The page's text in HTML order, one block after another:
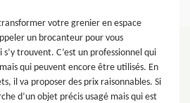
votre grenier en espace
un brocanteur pour vous
trouvent. C’est un professionnel qui
qui peuvent encore être utilisés. En
il va proposer des prix raisonnables. Si
d’un objet précis usagé mais qui est